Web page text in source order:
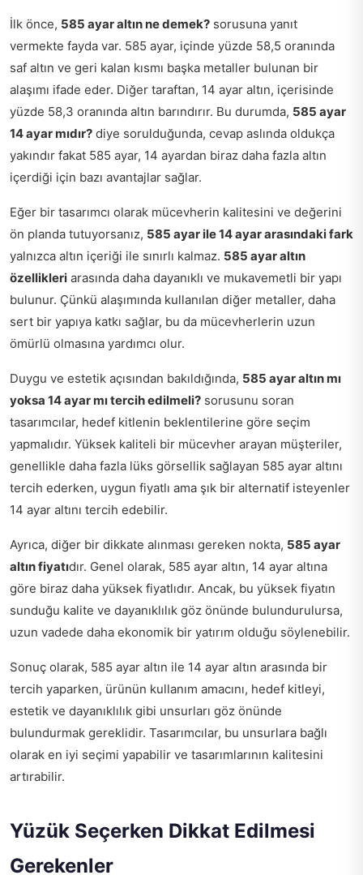
İlk önce, 585 ayar altın ne demek? sorusuna yanıt
vermekte fayda var. 585 ayar, içinde yüzde 58,5 oranında
saf altın ve geri kalan kısmı başka metaller bulunan bir
alaşımı ifade eder. Diğer taraftan, 14 ayar altın, içerisinde
yüzde 58,3 oranında altın barındırır. Bu durumda, 585 ayar
14 ayar mıdır? diye sorulduğunda, cevap aslında oldukça
yakındır fakat 585 ayar, 14 ayardan biraz daha fazla altın
içerdiği için bazı avantajlar sağlar.
Eğer bir tasarımcı olarak mücevherin kalitesini ve değerini
ön planda tutuyorsanız, 585 ayar ile 14 ayar arasındaki fark
yalnızca altın içeriği ile sınırlı kalmaz. 585 ayar altın
özellikleri arasında daha dayanıklı ve mukavemetli bir yapı
bulunur. Çünkü alaşımında kullanılan diğer metaller, daha
sert bir yapıya katkı sağlar, bu da mücevherlerin uzun
ömürlü olmasına yardımcı olur.
Duygu ve estetik açısından bakıldığında, 585 ayar altın mı
yoksa 14 ayar mı tercih edilmeli? sorusunu soran
tasarımcılar, hedef kitlenin beklentilerine göre seçim
yapmalıdır. Yüksek kaliteli bir mücevher arayan müşteriler,
genellikle daha fazla lüks görsellik sağlayan 585 ayar altını
tercih ederken, uygun fiyatlı ama şık bir alternatif isteyenler
14 ayar altını tercih edebilir.
Ayrıca, diğer bir dikkate alınması gereken nokta, 585 ayar
altın fiyatıdır. Genel olarak, 585 ayar altın, 14 ayar altına
göre biraz daha yüksek fiyatlıdır. Ancak, bu yüksek fiyatın
sunduğu kalite ve dayanıklılık göz önünde bulundurulursa,
uzun vadede daha ekonomik bir yatırım olduğu söylenebilir.
Sonuç olarak, 585 ayar altın ile 14 ayar altın arasında bir
tercih yaparken, ürünün kullanım amacını, hedef kitleyi,
estetik ve dayanıklılık gibi unsurları göz önünde
bulundurmak gereklidir. Tasarımcılar, bu unsurlara bağlı
olarak en iyi seçimi yapabilir ve tasarımlarının kalitesini
artırabilir.
Yüzük Seçerken Dikkat Edilmesi
Gerekenler